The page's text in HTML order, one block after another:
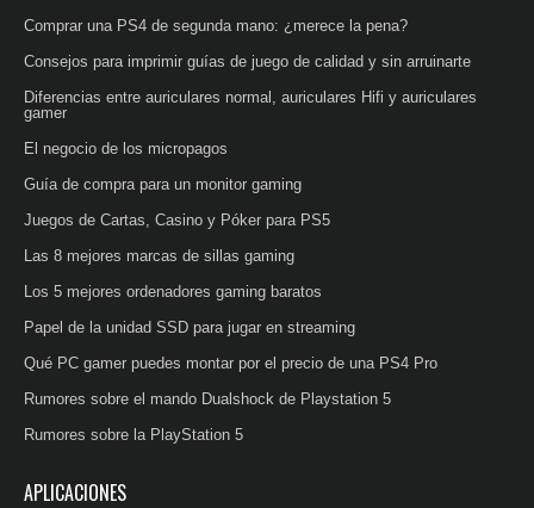
Comprar una PS4 de segunda mano: ¿merece la pena?
Consejos para imprimir guías de juego de calidad y sin arruinarte
Diferencias entre auriculares normal, auriculares Hifi y auriculares
gamer
El negocio de los micropagos
Guía de compra para un monitor gaming
Juegos de Cartas, Casino y Póker para PS5
Las 8 mejores marcas de sillas gaming
Los 5 mejores ordenadores gaming baratos
Papel de la unidad SSD para jugar en streaming
Qué PC gamer puedes montar por el precio de una PS4 Pro
Rumores sobre el mando Dualshock de Playstation 5
Rumores sobre la PlayStation 5
APLICACIONES